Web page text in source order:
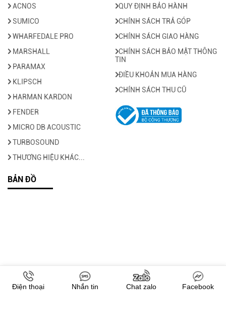
ACNOS
SUMICO
WHARFEDALE PRO
MARSHALL
PARAMAX
KLIPSCH
HARMAN KARDON
FENDER
MICRO DB ACOUSTIC
TURBOSOUND
THƯƠNG HIỆU KHÁC...
QUY ĐỊNH BẢO HÀNH
CHÍNH SÁCH TRẢ GÓP
CHÍNH SÁCH GIAO HÀNG
CHÍNH SÁCH BẢO MẬT THÔNG
TIN
ĐIỀU KHOẢN MUA HÀNG
CHÍNH SÁCH THU CŨ
BẢN ĐỒ
Điện thoại Nhắn tin Chat zalo Facebook